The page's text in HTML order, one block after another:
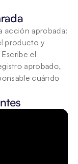
acción aprobada:
producto y
el
aprobado,
cuándo